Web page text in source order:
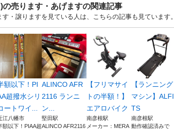
売ります・あげますの関連記事
・譲りますを見ている人は、こちらの記事も見ています。
額以下！PI
超撥水シリ
ートワイ...
江八幡市
額以下！PIAA超
ALINCO AFR
2116 ランニ
ン...
堅田駅
ALINCO AFR2116
【フリマサイ
トの半額！】
エアロバイク
南彦根駅
メーカー：MERA
【ランニング
マシン】ALFI
TS
南彦根駅
動作確認済みで